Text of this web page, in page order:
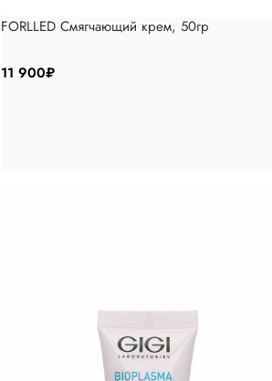
FORLLED Смягчающий крем, 50гр
11 900₽